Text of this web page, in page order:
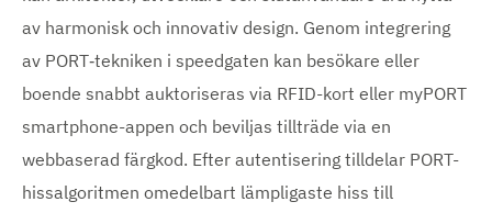
av harmonisk och innovativ design. Genom integrering
av PORT‑tekniken i speedgaten kan besökare eller
boende snabbt auktoriseras via RFID-kort eller myPORT
smartphone-appen och beviljas tillträde via en
webbaserad färgkod. Efter autentisering tilldelar PORT-
hissalgoritmen omedelbart lämpligaste hiss till